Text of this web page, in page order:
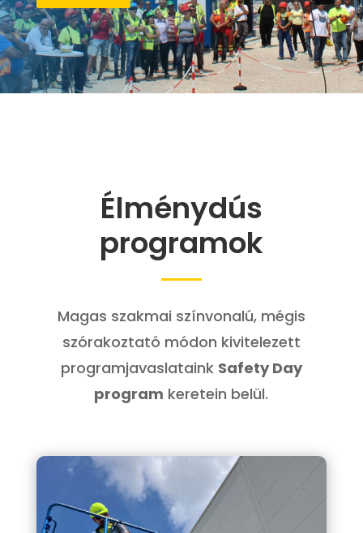
Élménydús
programok
Magas szakmai színvonalú, mégis
szórakoztató módon kivitelezett
programjavaslataink Safety Day
program keretein belül.